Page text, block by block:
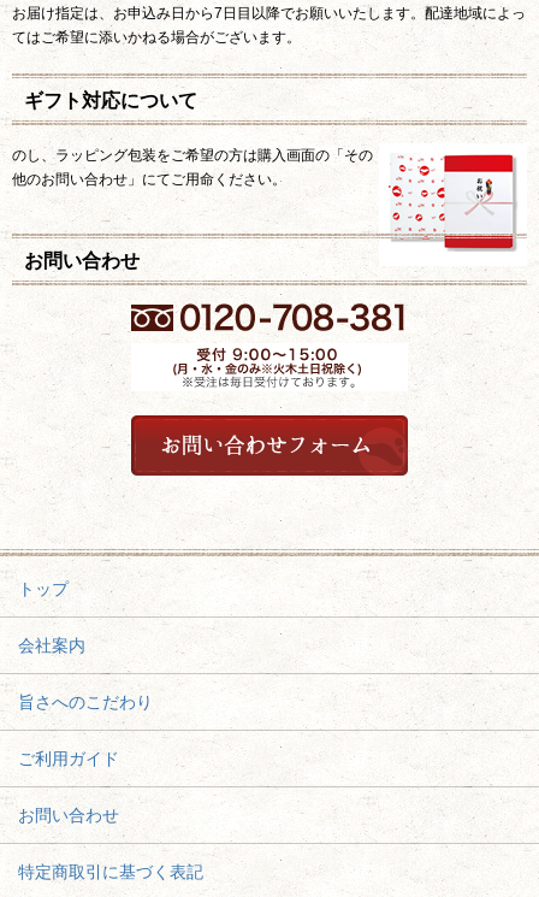
お届け指定は、お申込み日から7日目以降でお願いいたします。配達地域によっ
てはご希望に添いかねる場合がございます。
ギフト対応について
のし、ラッピング包装をご希望の方は購入画面の「その
他のお問い合わせ」にてご用命ください。
お問い合わせ
トップ
会社案内
旨さへのこだわり
ご利用ガイド
お問い合わせ
特定商取引に基づく表記